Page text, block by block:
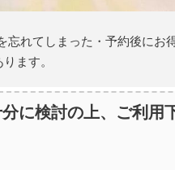
忘れてしまった・予約後にお
ます。
に検討の上、ご利用